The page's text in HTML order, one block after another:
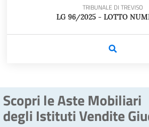
TRIBUNALE DI TREVISO
LG 96/2025 - LOTTO
Scopri le Aste Mobiliari
degli Istituti Vendite